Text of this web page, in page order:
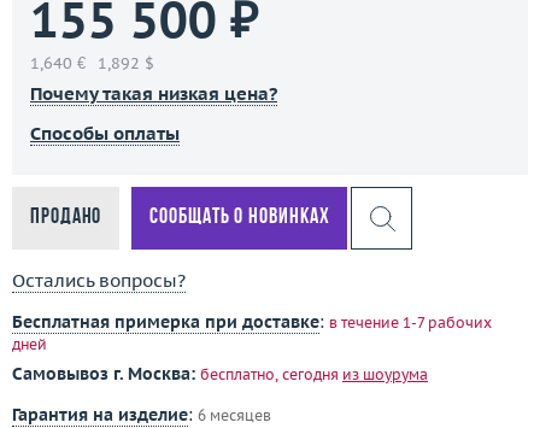
155 500 ₽
1,640 € 1,892 $
Почему такая низкая цена?
Способы оплаты
Продано Сообщать о новинках
Остались вопросы?
Бесплатная примерка при доставке: в течение 1-7 рабочих
дней
Самовывоз г. Москва: бесплатно, сегодня из шоурума
Гарантия на изделие: 6 месяцев